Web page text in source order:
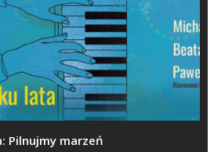
Pilnujmy marzeń